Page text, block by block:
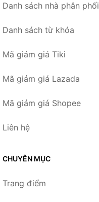
Danh sách nhà phân phối
Danh sách từ khóa
Mã giảm giá Tiki
Mã giảm giá Lazada
Mã giảm giá Shopee
Liên hệ
CHUYÊN MỤC
Trang điểm